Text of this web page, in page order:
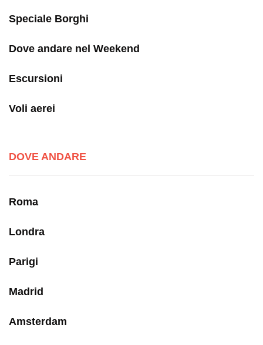
Speciale Borghi
Dove andare nel Weekend
Escursioni
Voli aerei
DOVE ANDARE
Roma
Londra
Parigi
Madrid
Amsterdam